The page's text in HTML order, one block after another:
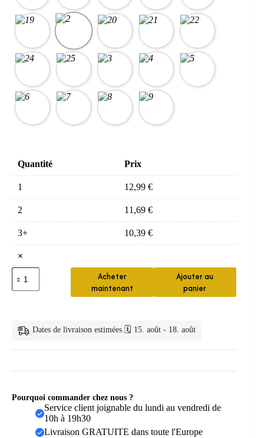
Quantité Prix
1 12,99 €
2 11,69 €
3+ 10,39 €
×
quantité
de
Chouchous
Acheter
maintenant
Ajouter au
panier
Dates de livraison estimées 🗓️ 15. août - 18. août
Pourquoi commander chez nous ?
Service client joignable du lundi au vendredi de
10h à 19h30
Livraison GRATUITE dans toute l'Europe